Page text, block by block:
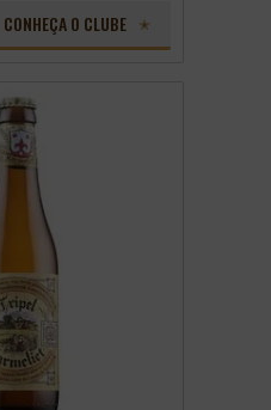
CONHEÇA O CLUBE